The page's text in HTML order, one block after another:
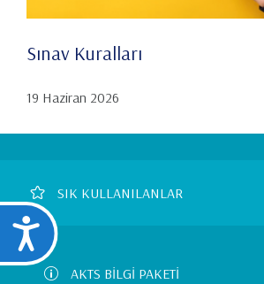
Ulaşılabilirlik
Sınav Kuralları
19 Haziran 2026
Footer
Left
Menu
SIK KULLANILANLAR
AKTS BİLGİ PAKETİ